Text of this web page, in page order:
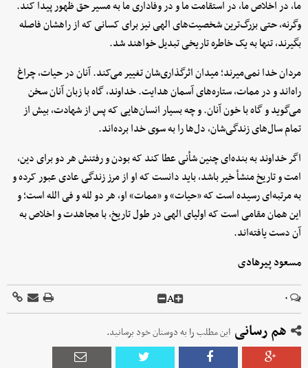
ما، در اخلاص ما، در استقامت ما و در وفاداری ما به مسیر حق ظهور پیدا کند.
وگرنه، حتی بزرگ‌ترین شخصیت‌های الهی نیز برای کسانی که از راهشان فاصله
بگیرند، تنها به یک خاطره تاریخی تبدیل خواهند شد.
مردان خدا نمی‌میرند؛ میدان اثرگذاری‌شان تغییر می‌کند. آنان در حیات، چراغ
راه‌اند و در ممات، ستاره‌های آسمان هدایت. خداوند، گاه با زبان آنان سخن
می‌گوید و گاه با خون آنان. و چه بسیار انسان‌هایی که پس از شهادت، بیش از
تمام سال‌های زندگی‌شان، دل‌ها را به سوی خدا برده‌اند.
اگر خداوند به بنده‌ای چنین شأنی عطا کند که بودن و رفتنش هر دو برای دین،
امت و تاریخ منشأ خیر باشد، باید دانست که او از مرز زندگی عادی عبور کرده و
به مرتبه‌ای رسیده است که «حیات» و «ممات» او، هر دو لله و فی الله است؛ و
این همان مقامی است که اولیای الهی در طول تاریخ، با مجاهدت و اخلاص به
آن دست یافته‌اند.
مسعود پیرهادی
۰ A
هم رسانی این مطلب را به دوستان خود برسانید.